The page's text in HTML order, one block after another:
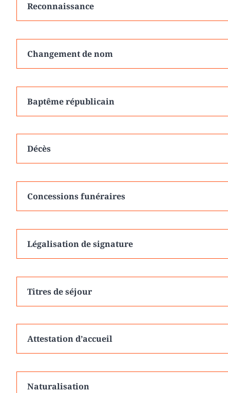
Reconnaissance
Changement de nom
Baptême républicain
Décès
Concessions funéraires
Légalisation de signature
Titres de séjour
Attestation d’accueil
Naturalisation